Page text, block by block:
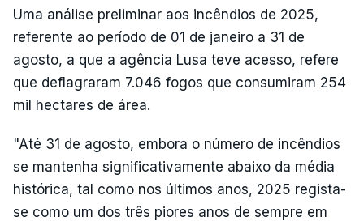
Uma análise preliminar aos incêndios de 2025,
referente ao período de 01 de janeiro a 31 de
agosto, a que a agência Lusa teve acesso, refere
que deflagraram 7.046 fogos que consumiram 254
mil hectares de área.
"Até 31 de agosto, embora o número de incêndios
se mantenha significativamente abaixo da média
histórica, tal como nos últimos anos, 2025 regista-
se como um dos três piores anos de sempre em